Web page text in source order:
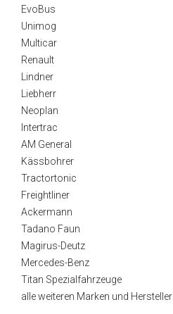
EvoBus
Unimog
Multicar
Renault
Lindner
Liebherr
Neoplan
Intertrac
AM General
Kässbohrer
Tractortonic
Freightliner
Ackermann
Tadano Faun
Magirus-Deutz
Mercedes-Benz
Titan Spezialfahrzeuge
alle weiteren Marken und Hersteller